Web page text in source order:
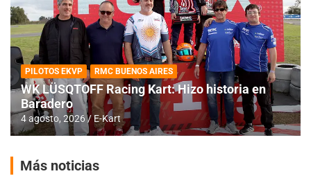
PILOTOS EKVP RMC BUENOS AIRES
WK LÜSQTOFF Racing Kart: Hizo historia en
Baradero
4 agosto, 2026 E-Kart
Más noticias